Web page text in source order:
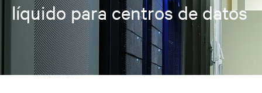
líquido para centros de datos